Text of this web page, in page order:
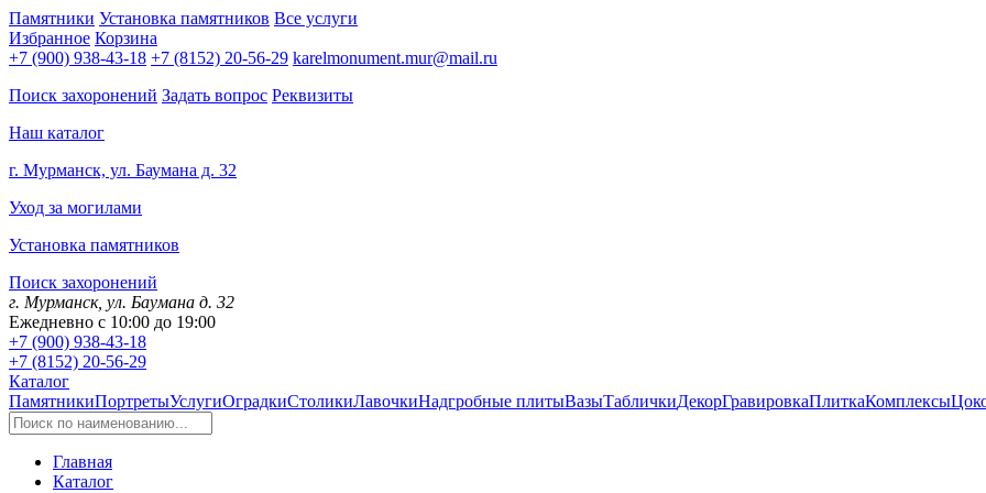
Памятники Установка памятников Все услуги
Избранное Корзина
+7 (900) 938-43-18 +7 (8152) 20-56-29 karelmonument.mur@mail.ru
Поиск захоронений Задать вопрос Реквизиты
Наш каталог
г. Мурманск, ул. Баумана д. 32
Уход за могилами
Установка памятников
Поиск захоронений
г. Мурманск, ул. Баумана д. 32
Ежедневно с 10:00 до 19:00
+7 (900) 938-43-18
+7 (8152) 20-56-29
Каталог
ПамятникиПортретыУслугиОградкиСтоликиЛавочкиНадгробные плитыВазыТабличкиДекорГравировкаПлиткаКомплексы
Главная
Каталог